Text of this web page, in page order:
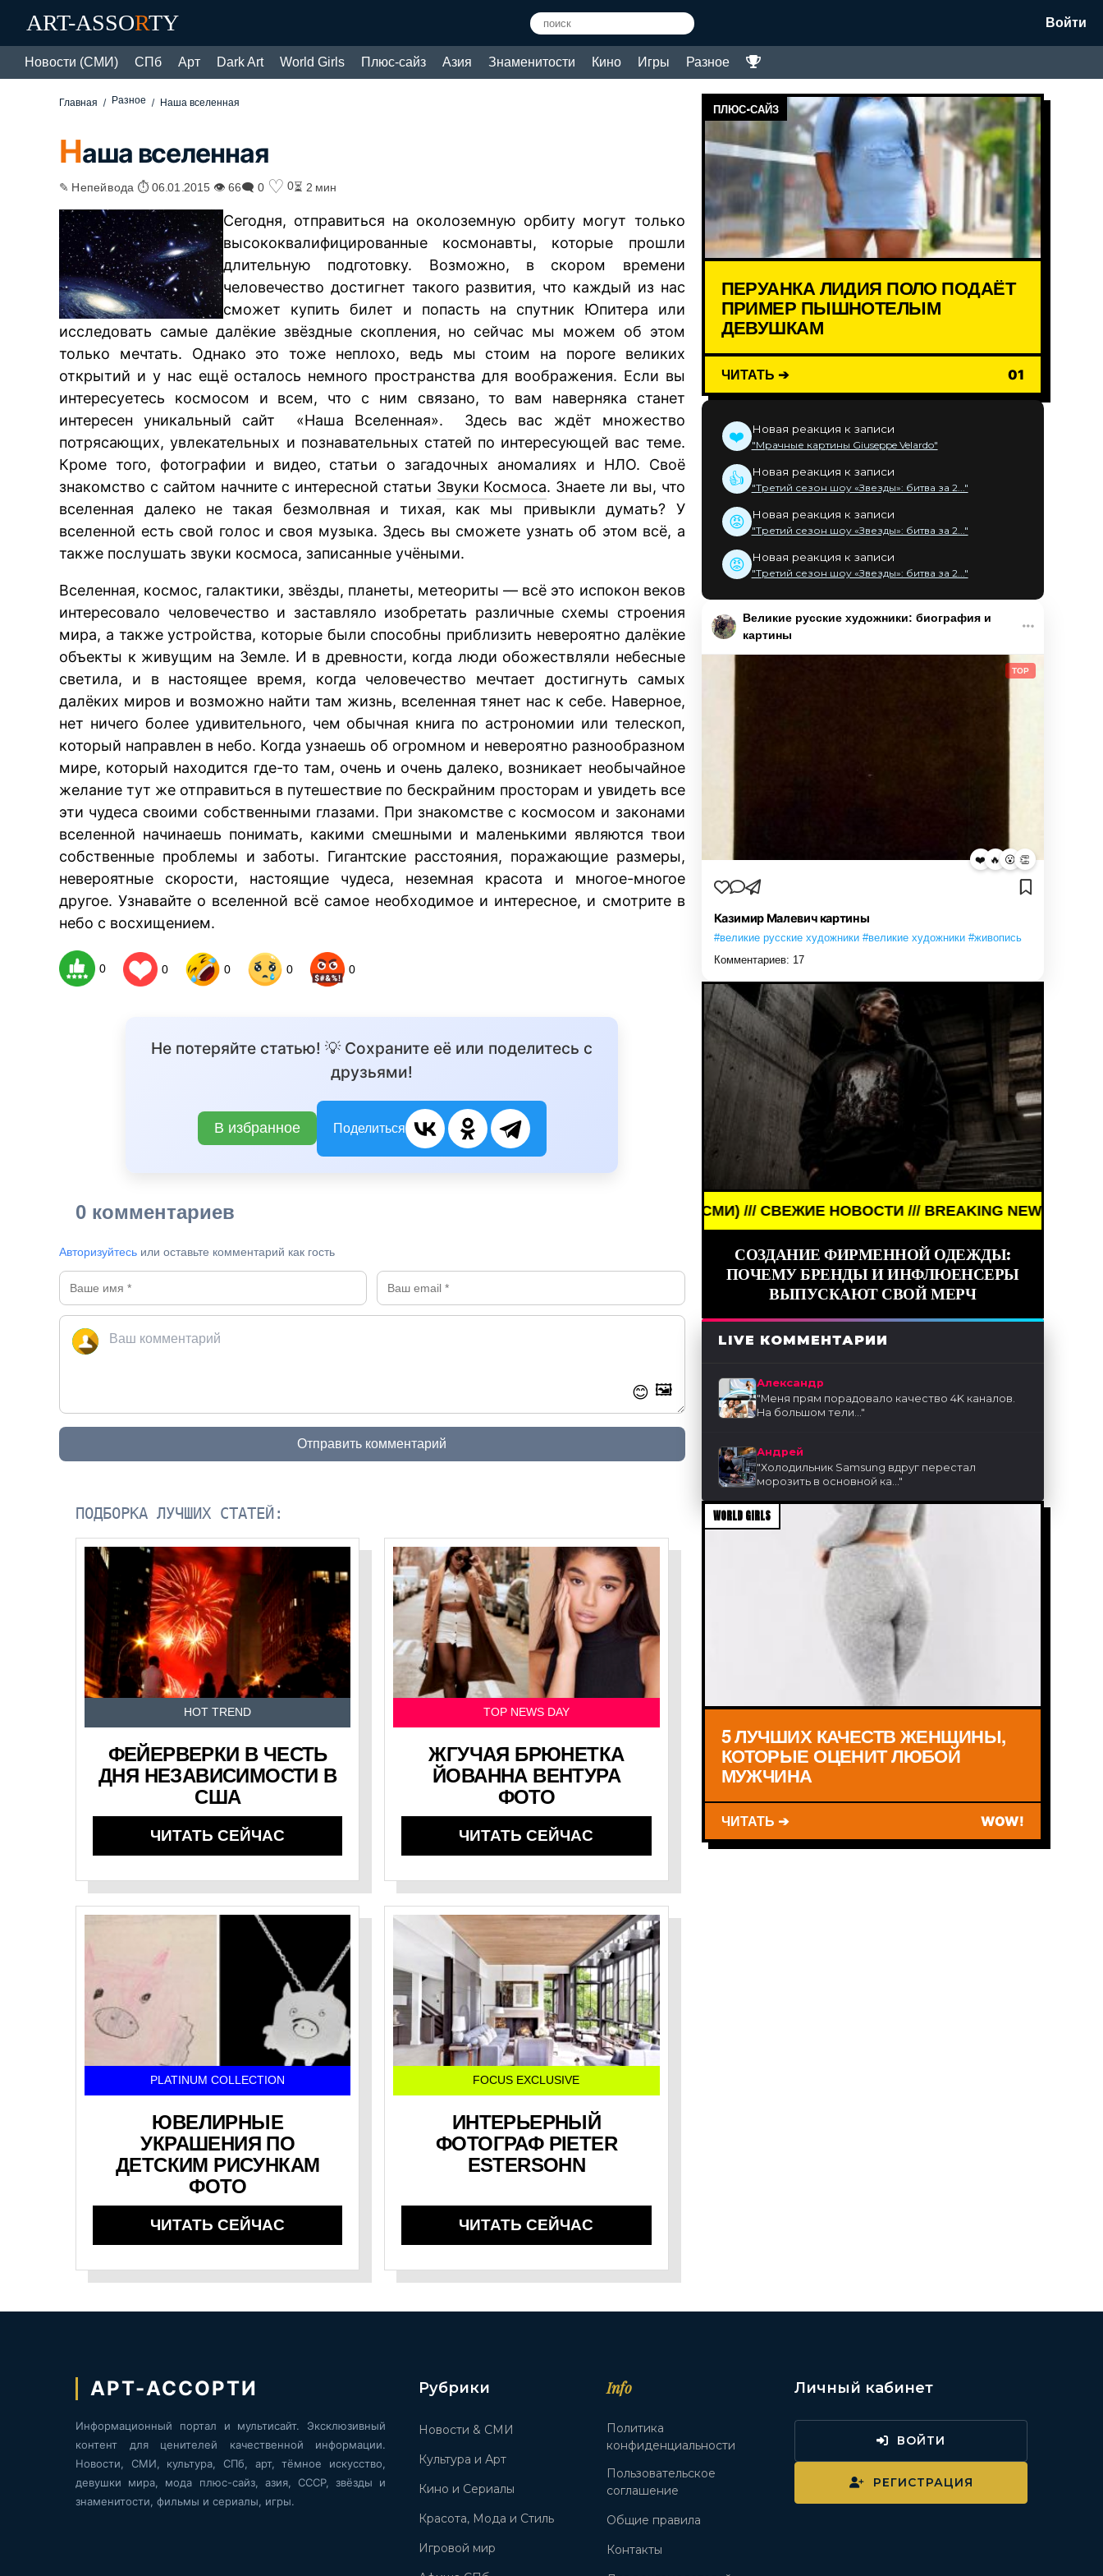
ART-ASSORTY Войти
Новости (СМИ) СПб Арт Dark Art World Girls Плюс-сайз Азия Знаменитости Кино Игры Разное
Главная Разное Наша вселенная
Наша вселенная
✎ Непейвода ⏱ 06.01.2015 👁 66🗨 0 ♡ 0⏳ 2 мин
Сегодня, отправиться на околоземную орбиту могут только
высококвалифицированные космонавты, которые прошли
длительную подготовку. Возможно, в скором времени
человечество достигнет такого развития, что каждый из нас
сможет купить билет и попасть на спутник Юпитера или
исследовать самые далёкие звёздные скопления, но сейчас мы можем об этом
только мечтать. Однако это тоже неплохо, ведь мы стоим на пороге великих
открытий и у нас ещё осталось немного пространства для воображения. Если вы
интересуетесь космосом и всем, что с ним связано, то вам наверняка станет
интересен уникальный сайт «Наша Вселенная». Здесь вас ждёт множество
потрясающих, увлекательных и познавательных статей по интересующей вас теме.
Кроме того, фотографии и видео, статьи о загадочных аномалиях и НЛО. Своё
знакомство с сайтом начните с интересной статьи Звуки Космоса. Знаете ли вы, что
вселенная далеко не такая безмолвная и тихая, как мы привыкли думать? У
вселенной есть свой голос и своя музыка. Здесь вы сможете узнать об этом всё, а
также послушать звуки космоса, записанные учёными.
Вселенная, космос, галактики, звёзды, планеты, метеориты — всё это испокон веков
интересовало человечество и заставляло изобретать различные схемы строения
мира, а также устройства, которые были способны приблизить невероятно далёкие
объекты к живущим на Земле. И в древности, когда люди обожествляли небесные
светила, и в настоящее время, когда человечество мечтает достигнуть самых
далёких миров и возможно найти там жизнь, вселенная тянет нас к себе. Наверное,
нет ничего более удивительного, чем обычная книга по астрономии или телескоп,
который направлен в небо. Когда узнаешь об огромном и невероятно разнообразном
мире, который находится где-то там, очень и очень далеко, возникает необычайное
желание тут же отправиться в путешествие по бескрайним просторам и увидеть все
эти чудеса своими собственными глазами. При знакомстве с космосом и законами
вселенной начинаешь понимать, какими смешными и маленькими являются твои
собственные проблемы и заботы. Гигантские расстояния, поражающие размеры,
невероятные скорости, настоящие чудеса, неземная красота и многое-многое
другое. Узнавайте о вселенной всё самое необходимое и интересное, и смотрите в
небо с восхищением.
0 0 0 0 0
Не потеряйте статью! 💡 Сохраните её или поделитесь с
друзьями!
В избранное Поделиться
0 комментариев
Авторизуйтесь или оставьте комментарий как гость
😊 🖼️
Отправить комментарий
ПОДБОРКА ЛУЧШИХ СТАТЕЙ:
HOT TREND
ФЕЙЕРВЕРКИ В ЧЕСТЬ
ДНЯ НЕЗАВИСИМОСТИ В
США
ЧИТАТЬ СЕЙЧАС
TOP NEWS DAY
ЖГУЧАЯ БРЮНЕТКА
ЙОВАННА ВЕНТУРА
ФОТО
ЧИТАТЬ СЕЙЧАС
PLATINUM COLLECTION
ЮВЕЛИРНЫЕ
УКРАШЕНИЯ ПО
ДЕТСКИМ РИСУНКАМ
ФОТО
ЧИТАТЬ СЕЙЧАС
FOCUS EXCLUSIVE
ИНТЕРЬЕРНЫЙ
ФОТОГРАФ PIETER
ESTERSOHN
ЧИТАТЬ СЕЙЧАС
ПЛЮС-САЙЗ
ПЕРУАНКА ЛИДИЯ ПОЛО ПОДАЁТ
ПРИМЕР ПЫШНОТЕЛЫМ
ДЕВУШКАМ
ЧИТАТЬ ➔ 01
❤️ Новая реакция к записи
"Мрачные картины Giuseppe Velardo"
👍 Новая реакция к записи
"Третий сезон шоу «Звезды»: битва за 2..."
😡 Новая реакция к записи
"Третий сезон шоу «Звезды»: битва за 2..."
😡 Новая реакция к записи
"Третий сезон шоу «Звезды»: битва за 2..."
Великие русские художники: биография и
картины
TOP
❤️ 🔥 😮 👏
Казимир Малевич картины
#великие русские художники #великие художники #живопись
Комментариев: 17
BREAKING NEWS /// НОВОСТИ (СМИ) /// СВЕЖИЕ НОВОСТИ /// BREAKING NEWS /// НОВОСТИ
СОЗДАНИЕ ФИРМЕННОЙ ОДЕЖДЫ:
ПОЧЕМУ БРЕНДЫ И ИНФЛЮЕНСЕРЫ
ВЫПУСКАЮТ СВОЙ МЕРЧ
LIVE КОММЕНТАРИИ
Александр
"Меня прям порадовало качество 4K каналов.
На большом тели..."
Андрей
"Холодильник Samsung вдруг перестал
морозить в основной ка..."
WORLD GIRLS
5 ЛУЧШИХ КАЧЕСТВ ЖЕНЩИНЫ,
КОТОРЫЕ ОЦЕНИТ ЛЮБОЙ
МУЖЧИНА
ЧИТАТЬ ➔ WOW!
АРТ-АССОРТИ
Информационный портал и мультисайт. Эксклюзивный
контент для ценителей качественной информации.
Новости, СМИ, культура, СПб, арт, тёмное искусство,
девушки мира, мода плюс-сайз, азия, СССР, звёзды и
знаменитости, фильмы и сериалы, игры.
Рубрики
Новости & СМИ
Культура и Арт
Кино и Сериалы
Красота, Мода и Стиль
Игровой мир
Info
Политика
конфиденциальности
Пользовательское
соглашение
Общие правила
Контакты
Личный кабинет
ВОЙТИ
РЕГИСТРАЦИЯ